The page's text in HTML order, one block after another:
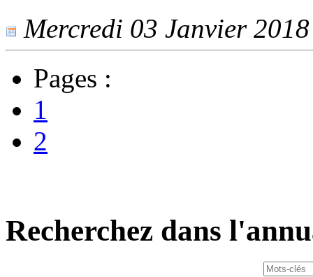
Mercredi 03 Janvier
Pages :
1
2
Recherchez dans